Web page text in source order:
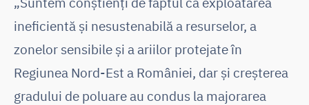
ineficientă și nesustenabilă a resurselor, a
zonelor sensibile și a ariilor protejate în
Regiunea Nord-Est a României, dar și creșterea
gradului de poluare au condus la majorarea